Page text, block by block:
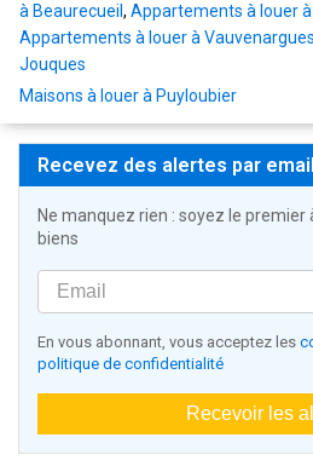
à Beaurecueil , Appartements à louer
Appartements à louer à Vauvenargues
Jouques
Maisons à louer à Puyloubier
Recevez des alertes par email
Ne manquez rien : soyez le
biens
En vous abonnant, vous acceptez les
politique de confidentialité
Recevoir les